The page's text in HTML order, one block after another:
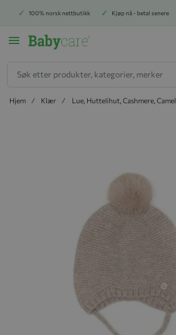
100% norsk nettbutikk Kjøp nå - betal senere
Hjem Klær Lue, Huttelihut, Cashmere, Camel